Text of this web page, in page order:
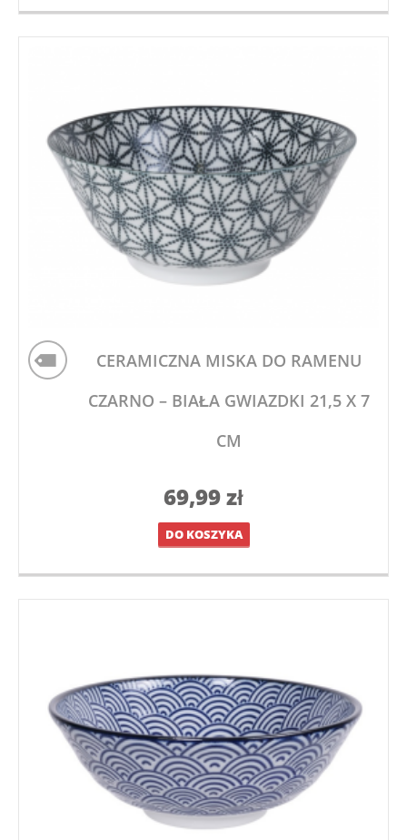
CERAMICZNA MISKA DO RAMENU
CZARNO – BIAŁA GWIAZDKI 21,5 X 7
CM
69,99zł
DO KOSZYKA